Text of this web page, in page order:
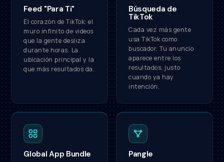
Feed "Para Ti"
El corazón de TikTok: el
muro infinito de videos
que la gente desliza
durante horas. La
ubicación principal y la
que más resultados da.
Búsqueda de
TikTok
Cada vez más gente
usa TikTok como
buscador. Tu anuncio
aparece entre los
resultados, justo
cuando ya hay
intención.
Global App Bundle Pangle